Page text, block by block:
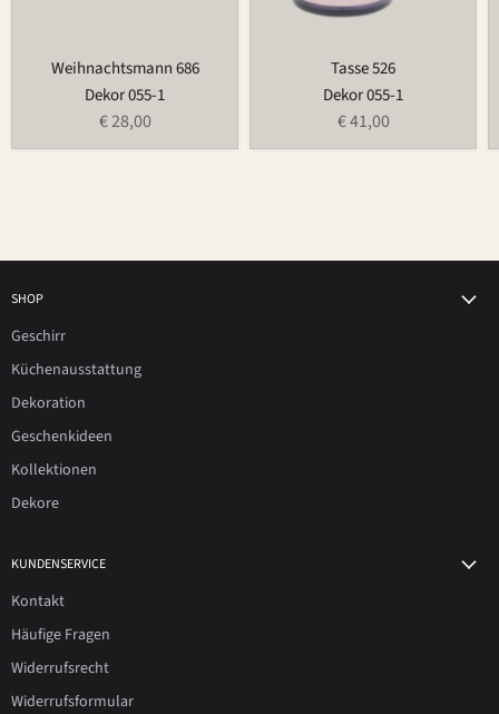
Weihnachtsmann 686
Dekor 055-1
€ 28,00
Tasse 526
Dekor 055-1
€ 41,00
SHOP
Geschirr
Küchenausstattung
Dekoration
Geschenkideen
Kollektionen
Dekore
KUNDENSERVICE
Kontakt
Häufige Fragen
Widerrufsrecht
Widerrufsformular